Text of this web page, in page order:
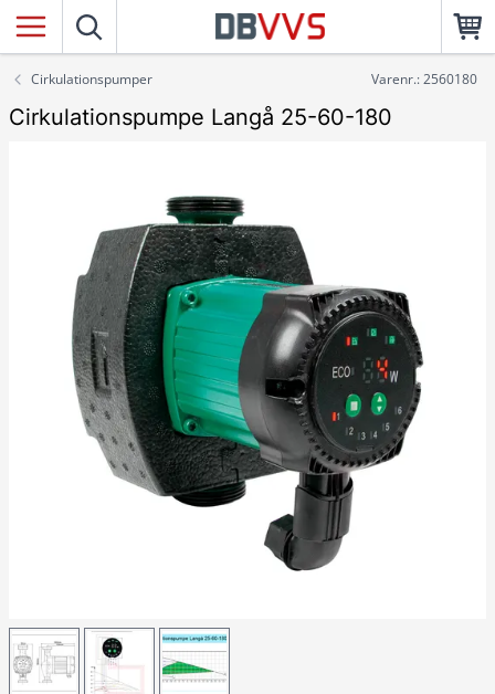
Cirkulationspumper Varenr.: 2560180
Cirkulationspumpe Langå 25-60-180